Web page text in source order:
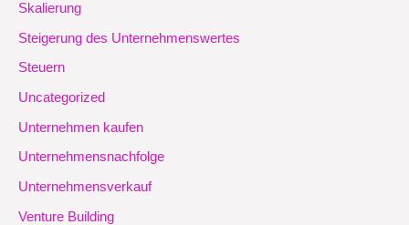
Skalierung
Steigerung des Unternehmenswertes
Steuern
Uncategorized
Unternehmen kaufen
Unternehmensnachfolge
Unternehmensverkauf
Venture Building